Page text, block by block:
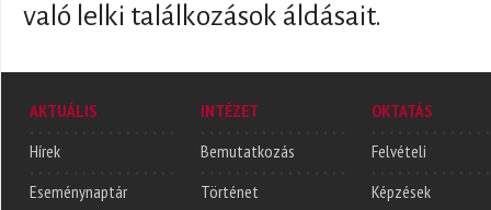
való lelki találkozások áldásait.
AKTUÁLIS
Hírek
Eseménynaptár
INTÉZET
Bemutatkozás
Történet
OKTATÁS
Felvételi
Képzések